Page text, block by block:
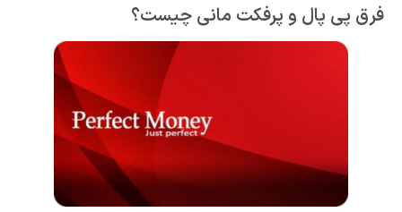
فرق پی پال و پرفکت مانی چیست؟